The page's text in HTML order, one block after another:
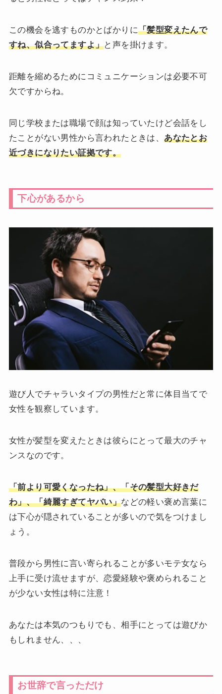
この機会を逃すものかとばかりに「髪型変えたんで
すね、似合ってますよ」と声を掛けます。
距離を縮めるためにコミュニケーションは必要不可
欠ですからね。
同じ学校または職場で顔は知っていたけど会話をし
たことがない男性から言われたときは、あなたとお
近づきになりたい証拠です。
下心があるから
遊び人でチャラいタイプの男性だと常に体目当てで
女性を観察しています。
女性が髪型を変えたときは彼らにとって最大のチャ
ンスなのです。
「前より可愛くなったね」、「その髪型大好きだ
わ」、「綺麗すぎてヤバい」などの軽い褒め言葉に
は下心が隠されていることが多いので気をつけまし
ょう。
普段から男性に言い寄られることが多いモテ女なら
上手に受け流せますが、恋愛経験や褒められること
が少ない女性は特に注意！
あなたは本気のつもりでも、相手にとっては遊びか
もしれません、、、
お世辞で言っただけ